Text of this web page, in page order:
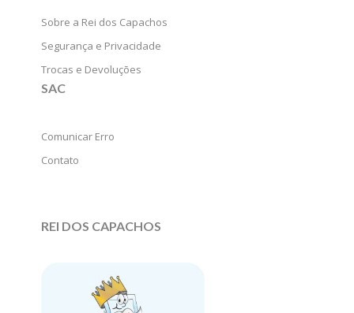
Sobre a Rei dos Capachos
Segurança e Privacidade
Trocas e Devoluções
SAC
Comunicar Erro
Contato
REI DOS CAPACHOS